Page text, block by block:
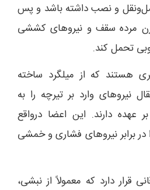
و نصب داشته باشد و پس
وزن مرده سقف و نیروهای کششی
تحمل کند.
هستند که از میلگرد ساخته
نیروهای وارد بر تیرچه را به
دارند. این اعضا درواقع
در برابر نیروهای فشاری و خمشی
قرار دارد که معمولاً از نبشی،